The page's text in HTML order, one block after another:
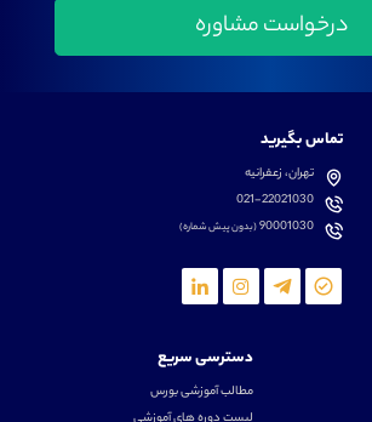
تماس بگیرید
تهران، زعفرانیه
021-22021030
90001030(بدون پیش شماره)
دسترسی سریع
مطالب آموزشی بورس